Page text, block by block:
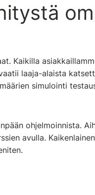
o
Kaikilla
laaja-alaista
simulointi
ohjelmoinnista.
avulla.